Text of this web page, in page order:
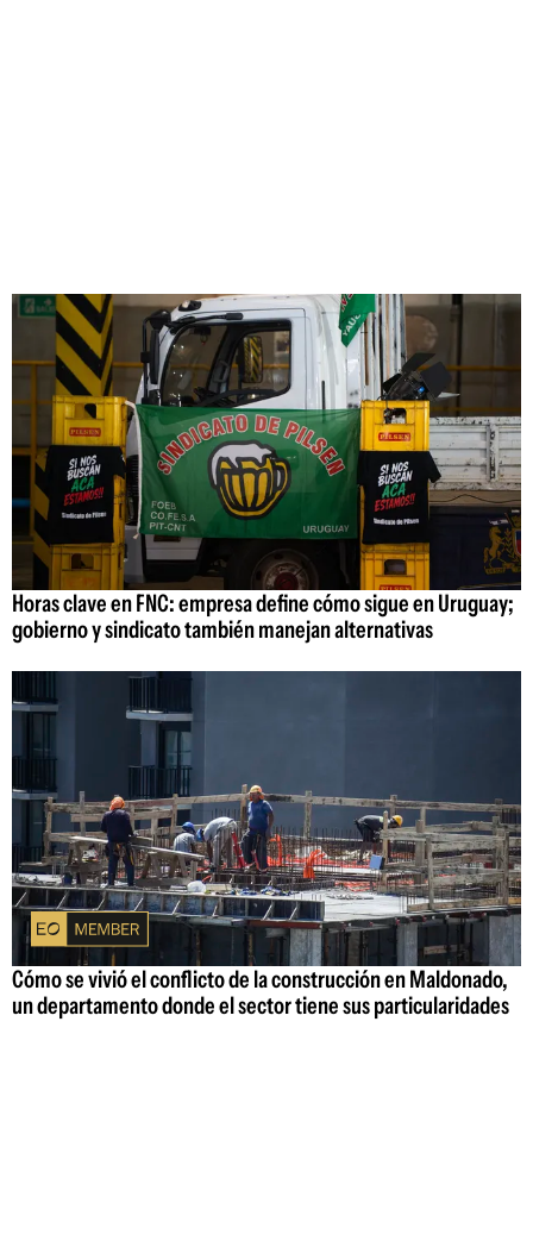
Horas clave en FNC: empresa define cómo sigue en Uruguay;
gobierno y sindicato también manejan alternativas
Cómo se vivió el conflicto de la construcción en Maldonado,
un departamento donde el sector tiene sus particularidades